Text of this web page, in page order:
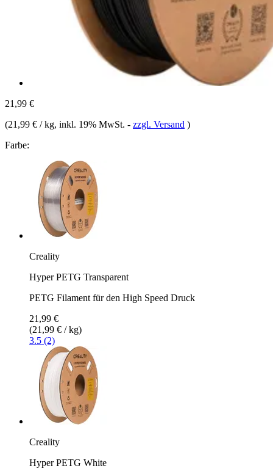
21,99 €
(21,99 € / kg, inkl. 19% MwSt. - zzgl. Versand )
Farbe:
Creality
Hyper PETG Transparent
PETG Filament für den High Speed Druck
21,99 €
(21,99 € / kg)
3.5 (2)
Creality
Hyper PETG White